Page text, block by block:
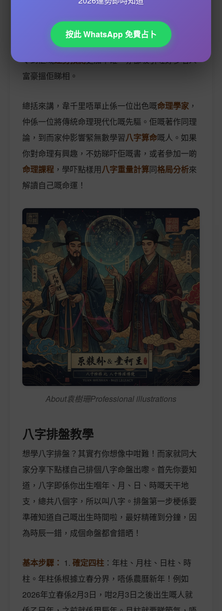
嘅，例如額頭高嘅人通常聰明，而 下巴圓 嘅人就比
較有福氣。呢種結合
同面相嘅方法，
令到佢嘅運勢預測更加準確，亦都吸引咗好多名人
富豪搵佢睇相。
總括來講，韋千里唔單止係一位出色嘅命理學家 ，
仲係一位將傳統命理現代化嘅先驅。佢嘅著作同理
論，到而家仲影響緊無數學習八字算命嘅人。如果
你對命理有興趣，不妨睇吓佢嘅書，或者參加一啲
命理課程 ，學吓點樣用八字重量計算同格局分析來
解讀自己嘅命運！
About袁樹珊Professional illustrations
八字排盤教學
想學八字排盤？其實冇你想像中咁難！而家就同大
家分享下點樣自己排個八字命盤出嚟。首先你要知
道，八字即係你出生嗰年、月、日、時嘅天干地
支，總共八個字，所以叫八字。排盤第一步梗係要
準確知道自己嘅出生時間啦，最好精確到分鐘，因
為時辰一錯，成個命盤都會錯晒！
基本步驟： 1. 確定四柱 ：年柱、月柱、日柱、時
柱。年柱係根據立春分界，唔係農曆新年！例如
2026年立春係2月3日，咁2月3日之後出生嘅人就
按此 WhatsApp 免費占卜